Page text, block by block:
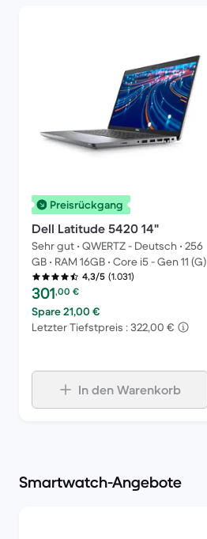
Preisrückgang
Dell Latitude 5420 14"
Sehr gut • QWERTZ - Deutsch • 256
GB • RAM 16GB • Core i5 - Gen 11 (G)
4,3/5 (1.031)
Preis des erneuerten Produkts:
301,00 €
Spare 21,00 €
Letzter Tiefstpreis : 322,00 €
In den Warenkorb
Smartwatch-Angebote